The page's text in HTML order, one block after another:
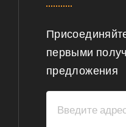
первыми
предложения